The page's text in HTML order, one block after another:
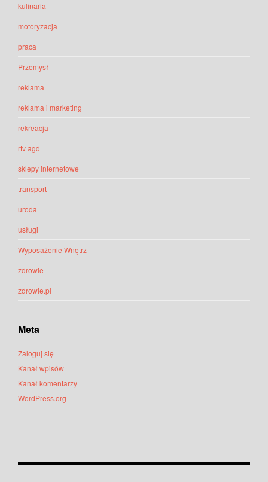
kulinaria
motoryzacja
praca
Przemysł
reklama
reklama i marketing
rekreacja
rtv agd
sklepy internetowe
transport
uroda
usługi
Wyposażenie Wnętrz
zdrowie
zdrowie.pl
Meta
Zaloguj się
Kanał wpisów
Kanał komentarzy
WordPress.org